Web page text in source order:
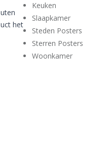
het
Keuken
Slaapkamer
Steden Posters
Sterren Posters
Woonkamer